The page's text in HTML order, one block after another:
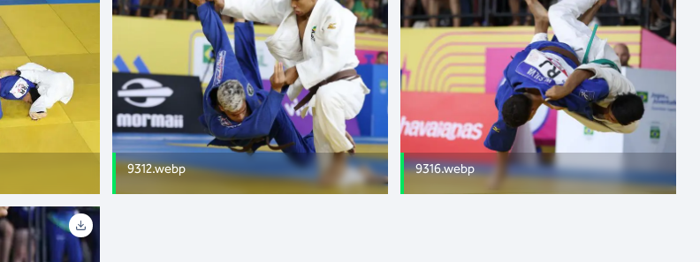
9312.webp 9316.webp